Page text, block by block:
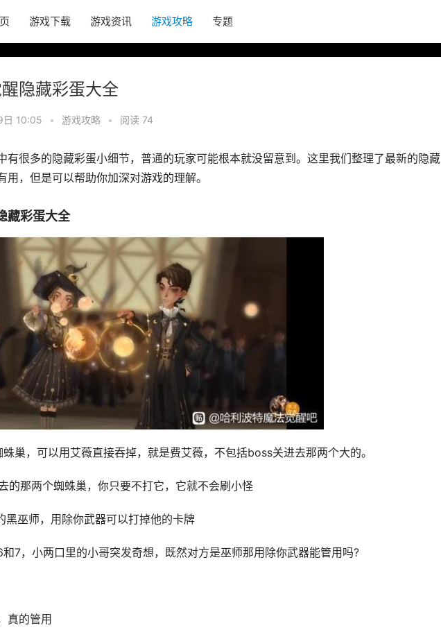
游戏下载 游戏资讯 游戏攻略 专题
隐藏彩蛋大全
日 10:05 • 游戏攻略 • 阅读 74
有很多的隐藏彩蛋小细节，普通的玩家可能根本就没留意到。这里我们整理了最新的隐藏
用，但是可以帮助你加深对游戏的理解。
藏彩蛋大全
蛛巢，可以用艾薇直接吞掉，就是费艾薇，不包括boss关进去那两个大的。
的那两个蜘蛛巢，你只要不打它，它就不会刷小怪
黑巫师，用除你武器可以打掉他的卡牌
7，小两口里的小哥突发奇想，既然对方是巫师那用除你武器能管用吗?
真的管用